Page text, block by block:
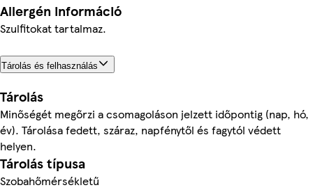
Allergén információ
Szulfitokat tartalmaz.
Tárolás és felhasználás
Tárolás
Minőségét megőrzi a csomagoláson jelzett időpontig (nap, hó,
év). Tárolása fedett, száraz, napfénytől és fagytól védett
helyen.
Tárolás típusa
Szobahőmérsékletű